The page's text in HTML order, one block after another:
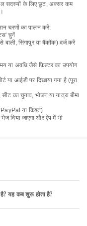
सदस्यों के लिए छूट, अक्सर कम
चरणों का पालन करें:
चुनें
सिंगापुर या बैंकॉक) दर्ज करें
या अवधि जैसे फ़िल्टर का उपयोग
या आईडी पर दिखाया गया है (पूरा
का चुनाव, भोजन या यात्रा बीमा
PayPal या किश्त)
दिया जाएगा और ऐप में भी
यह कब शुरू होता है?